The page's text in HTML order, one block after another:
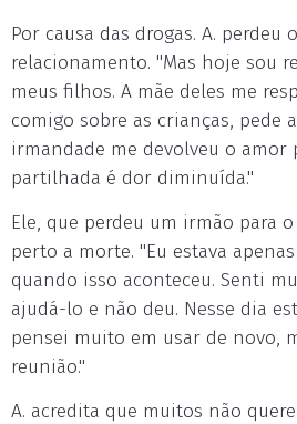
Por causa das drogas. A. perdeu
relacionamento. "Mas hoje sou
meus filhos. A mãe deles me
comigo sobre as crianças, pede
irmandade me devolveu o amor
partilhada é dor diminuída."
Ele, que perdeu um irmão para
perto a morte. "Eu estava
quando isso aconteceu. Senti
ajudá-lo e não deu. Nesse dia
pensei muito em usar de novo,
reunião."
A. acredita que muitos não